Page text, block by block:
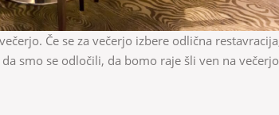
smo se odločili, da bomo raje šli ven na večerjo